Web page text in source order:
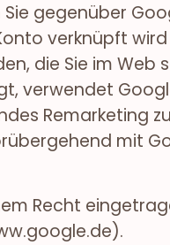
gegenüber
verknüpft
die Sie im Web
verwendet
Remarketing
mit
Recht